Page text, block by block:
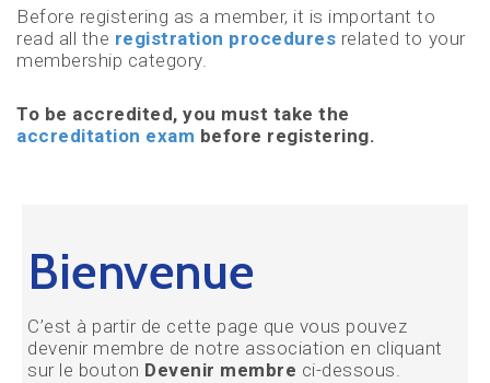
Before registering as a member, it is important to
read all the registration procedures related to your
membership category.
To be accredited, you must take the
accreditation exam before registering.
Bienvenue
C’est à partir de cette page que vous pouvez
devenir membre de notre association en cliquant
sur le bouton Devenir membre ci-dessous.